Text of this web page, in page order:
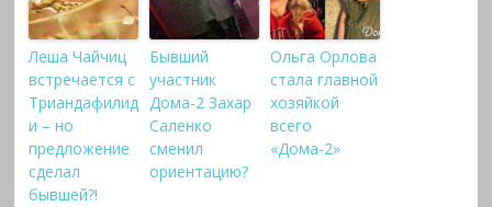
Леша Чайчиц
встречается с
Триандафилид
и – но
предложение
сделал
бывшей?!
Бывший
участник
Дома-2 Захар
Саленко
сменил
ориентацию?
Ольга Орлова
стала главной
хозяйкой
всего
«Дома-2»